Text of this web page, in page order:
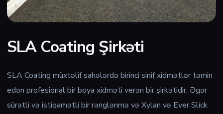
SLA Coating Şirkəti
SLA Coating müxtəlif sahələrdə birinci sinif xidmətlər təmin
edən profesional bir boya xidməti verən bir şirkətidir. Əgər
sürətli və istiqamətli bir rənglənmə və Xylan və Ever Slick